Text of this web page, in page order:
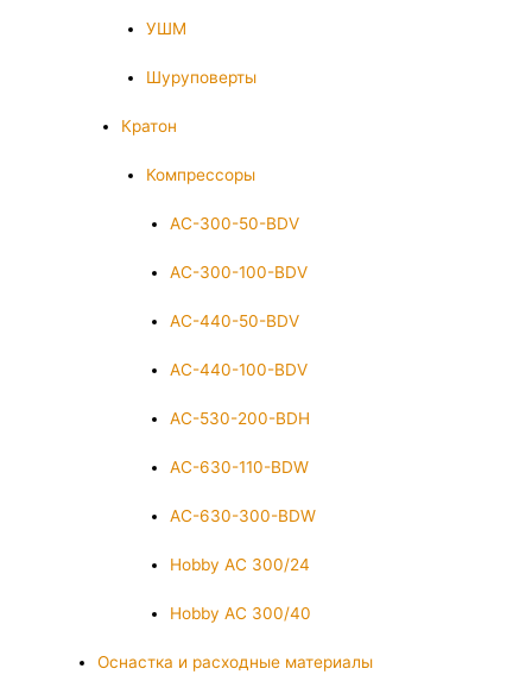
УШМ
Шуруповерты
Кратон
Компрессоры
AC-300-50-BDV
AC-300-100-BDV
AC-440-50-BDV
AC-440-100-BDV
AC-530-200-BDH
AC-630-110-BDW
AC-630-300-BDW
Hobby AC 300/24
Hobby AC 300/40
Оснастка и расходные материалы